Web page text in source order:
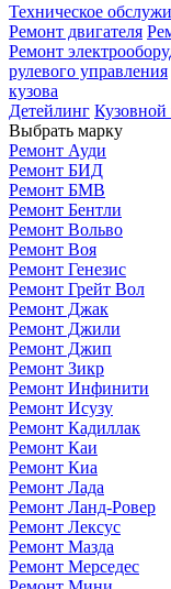
Техническое
Ремонт двигателя
Ремонт
рулевого управления
кузова
Детейлинг Кузовной
Выбрать марку
Ремонт Ауди
Ремонт БИД
Ремонт БМВ
Ремонт Бентли
Ремонт Вольво
Ремонт Воя
Ремонт Генезис
Ремонт Грейт Вол
Ремонт Джак
Ремонт Джили
Ремонт Джип
Ремонт Зикр
Ремонт Инфинити
Ремонт Исузу
Ремонт Кадиллак
Ремонт Каи
Ремонт Киа
Ремонт Лада
Ремонт Ланд-Ровер
Ремонт Лексус
Ремонт Мазда
Ремонт Мерседес